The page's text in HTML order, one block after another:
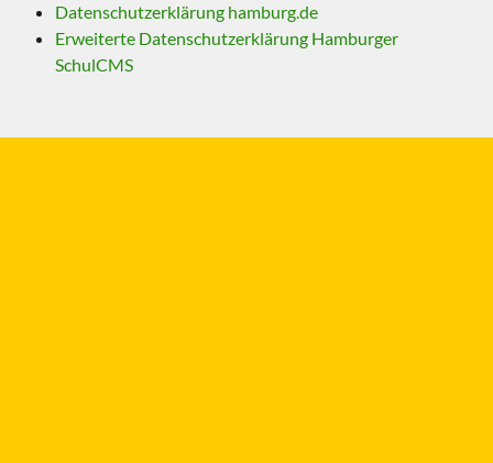
Datenschutzerklärung hamburg.de
Erweiterte Datenschutzerklärung Hamburger
SchulCMS